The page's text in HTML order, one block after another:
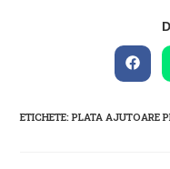
Opens
in
ETICHETE:PLATA AJUTOARE